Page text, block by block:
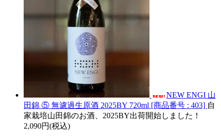
NEW ENGI 山
田錦 ⑤ 無濾過生原酒 2025BY 720ml [商品番号 : 403] 自
家栽培山田錦のお酒、2025BY出荷開始しました！
2,090円(税込)